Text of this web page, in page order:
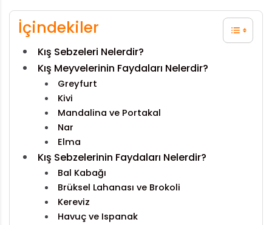
İçindekiler
Kış Sebzeleri Nelerdir?
Kış Meyvelerinin Faydaları Nelerdir?
Greyfurt
Kivi
Mandalina ve Portakal
Nar
Elma
Kış Sebzelerinin Faydaları Nelerdir?
Bal Kabağı
Brüksel Lahanası ve Brokoli
Kereviz
Havuç ve Ispanak